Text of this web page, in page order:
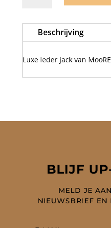
Marmo
aantal
Beschrijving
Luxe leder jack van
BLIJF
MELD JE
NIEUWSBRIEF